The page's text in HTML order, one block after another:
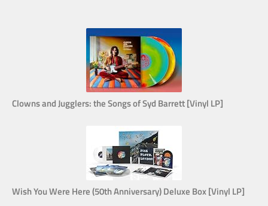
Clowns and Jugglers: the Songs of Syd Barrett [Vinyl LP]
Wish You Were Here (50th Anniversary) Deluxe Box [Vinyl LP]